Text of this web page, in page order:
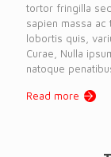
tortor fringilla
sapien massa
lobortis quis,
Curae, Nulla
natoque
Read more